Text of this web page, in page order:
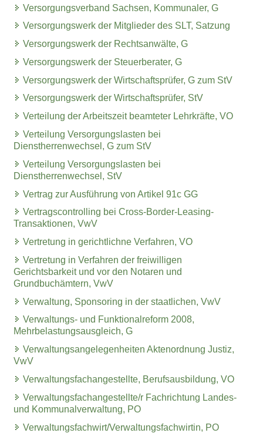
Versorgungsverband Sachsen, Kommunaler, G
Versorgungswerk der Mitglieder des SLT, Satzung
Versorgungswerk der Rechtsanwälte, G
Versorgungswerk der Steuerberater, G
Versorgungswerk der Wirtschaftsprüfer, G zum StV
Versorgungswerk der Wirtschaftsprüfer, StV
Verteilung der Arbeitszeit beamteter Lehrkräfte, VO
Verteilung Versorgungslasten bei
Dienstherrenwechsel, G zum StV
Verteilung Versorgungslasten bei
Dienstherrenwechsel, StV
Vertrag zur Ausführung von Artikel 91c GG
Vertragscontrolling bei Cross-Border-Leasing-
Transaktionen, VwV
Vertretung in gerichtlichne Verfahren, VO
Vertretung in Verfahren der freiwilligen
Gerichtsbarkeit und vor den Notaren und
Grundbuchämtern, VwV
Verwaltung, Sponsoring in der staatlichen, VwV
Verwaltungs- und Funktionalreform 2008,
Mehrbelastungsausgleich, G
Verwaltungsangelegenheiten Aktenordnung Justiz,
VwV
Verwaltungsfachangestellte, Berufsausbildung, VO
Verwaltungsfachangestellte/r Fachrichtung Landes-
und Kommunalverwaltung, PO
Verwaltungsfachwirt/Verwaltungsfachwirtin, PO